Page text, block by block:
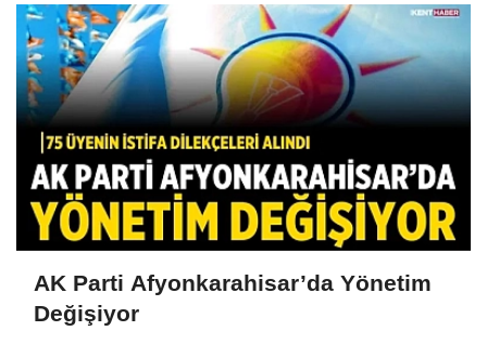
AK Parti Afyonkarahisar’da Yönetim
Değişiyor